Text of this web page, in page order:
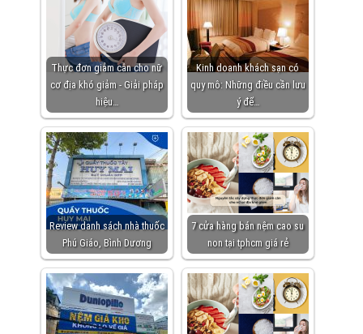
Thực đơn giảm cân cho nữ
cơ địa khó giảm - Giải pháp
hiệu…
Kinh doanh khách sạn có
quy mô: Những điều cần lưu
ý để…
Review danh sách nhà thuốc
Phú Giáo, Bình Dương
7 cửa hàng bán nệm cao su
non tại tphcm giá rẻ